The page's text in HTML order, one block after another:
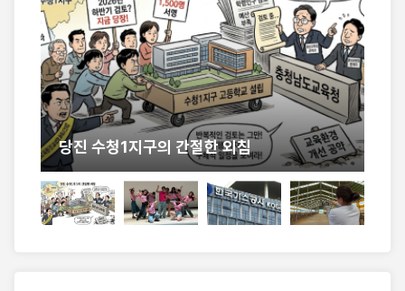
구의 간절한 외침 충남도, 케이팝으로